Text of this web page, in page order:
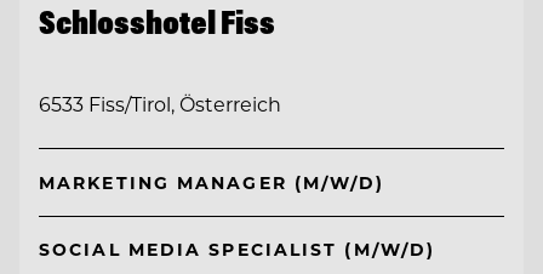
Schlosshotel Fiss
6533 Fiss/Tirol, Österreich
MARKETING MANAGER (M/W/D)
SOCIAL MEDIA SPECIALIST (M/W/D)